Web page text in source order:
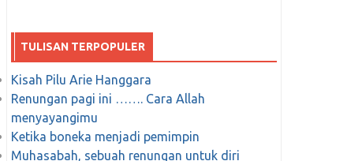
TULISAN TERPOPULER
Kisah Pilu Arie Hanggara
Renungan pagi ini ……. Cara Allah
menyayangimu
Ketika boneka menjadi pemimpin
Muhasabah, sebuah renungan untuk diri